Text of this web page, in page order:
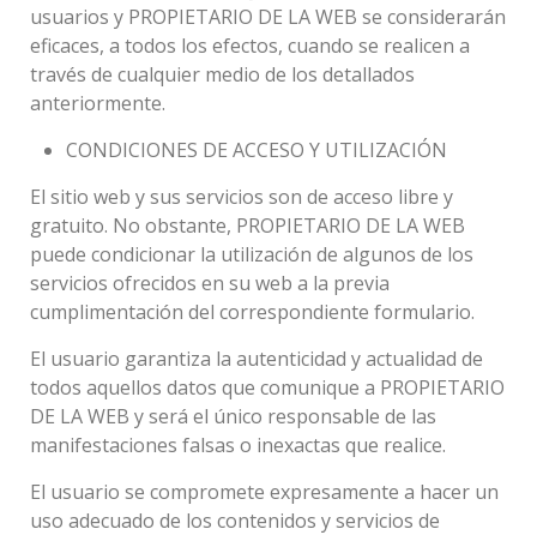
usuarios y PROPIETARIO DE LA WEB se considerarán
eficaces, a todos los efectos, cuando se realicen a
través de cualquier medio de los detallados
anteriormente.
CONDICIONES DE ACCESO Y UTILIZACIÓN
El sitio web y sus servicios son de acceso libre y
gratuito. No obstante, PROPIETARIO DE LA WEB
puede condicionar la utilización de algunos de los
servicios ofrecidos en su web a la previa
cumplimentación del correspondiente formulario.
El usuario garantiza la autenticidad y actualidad de
todos aquellos datos que comunique a PROPIETARIO
DE LA WEB y será el único responsable de las
manifestaciones falsas o inexactas que realice.
El usuario se compromete expresamente a hacer un
uso adecuado de los contenidos y servicios de